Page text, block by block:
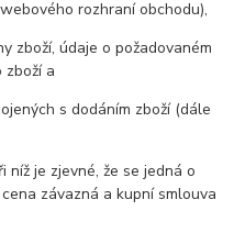
rozhraní obchodu),
zboží, údaje o požadovaném
zboží a
s dodáním zboží (dále
níž je zjevné, že se jedná o
závazná a kupní smlouva